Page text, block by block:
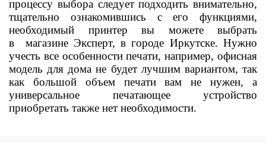
процессу выбора следует подходить внимательно,
тщательно ознакомившись с его функциями,
необходимый принтер вы можете выбрать
в
магазине Эксперт, в городе Иркутске.Нужно
учесть все особенности печати, например, офисная
модель для дома не будет лучшим вариантом, так
как большой объем печати вам не нужен, а
универсальное печатающее устройство
приобретать также нет необходимости.